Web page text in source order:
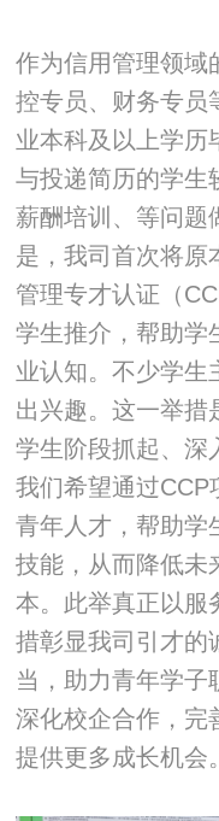
作为信用管理领域
控专员、财务专员
业本科及以上学历
与投递简历的学生
薪酬培训、等问题
是，我司首次将原
管理专才认证（
学生推介，帮助学
业认知。不少学生
出兴趣。这一举措
学生阶段抓起、深
我们希望通过
青年人才，帮助学
技能，从而降低未
本。此举真正以服
措彰显我司引才的
当，助力青年学子
深化校企合作，完
提供更多成长机会。